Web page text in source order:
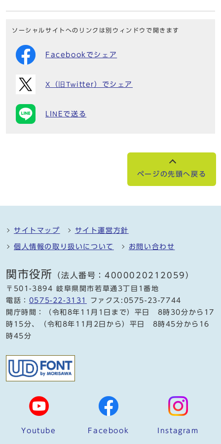
ソーシャルサイトへのリンクは別ウィンドウで開きます
Facebookでシェア
X（旧Twitter）でシェア
LINEで送る
ページの先頭へ戻る
サイトマップ サイト運営方針
個人情報の取り扱いについて お問い合わせ
関市役所 （法人番号：4000020212059）
〒501-3894 岐阜県関市若草通3丁目1番地
電話： 0575-22-3131
ファクス:0575-23-7744
開庁時間：（令和8年11月1日まで）平日 8時30分から17
時15分、（令和8年11月2日から）平日 8時45分から16
時45分
Youtube Facebook Instagram